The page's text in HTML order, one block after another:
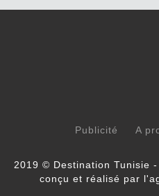
Publicité A
2019 © Destination Tunisie
conçu et réalisé par